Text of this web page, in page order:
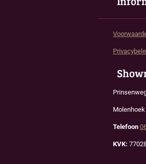
Molenhoek
Telefoon
KVK: